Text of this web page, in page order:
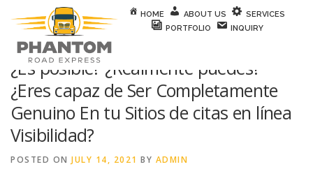
Skip to content
HOME ABOUT US
SERVICES
PORTFOLIO
INQUIRY
¿Es posible? ¿Realmente puedes?
¿Eres capaz de Ser Completamente
Genuino En tu Sitios de citas en línea
Visibilidad?
POSTED ON JULY 14, 2021 BY ADMIN